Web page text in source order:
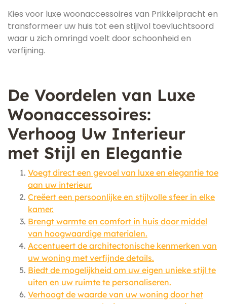
Kies voor luxe woonaccessoires van Prikkelpracht en
transformeer uw huis tot een stijlvol toevluchtsoord
waar u zich omringd voelt door schoonheid en
verfijning.
De Voordelen van Luxe
Woonaccessoires:
Verhoog Uw Interieur
met Stijl en Elegantie
Voegt direct een gevoel van luxe en elegantie toe
aan uw interieur.
Creëert een persoonlijke en stijlvolle sfeer in elke
kamer.
Brengt warmte en comfort in huis door middel
van hoogwaardige materialen.
Accentueert de architectonische kenmerken van
uw woning met verfijnde details.
Biedt de mogelijkheid om uw eigen unieke stijl te
uiten en uw ruimte te personaliseren.
Verhoogt de waarde van uw woning door het